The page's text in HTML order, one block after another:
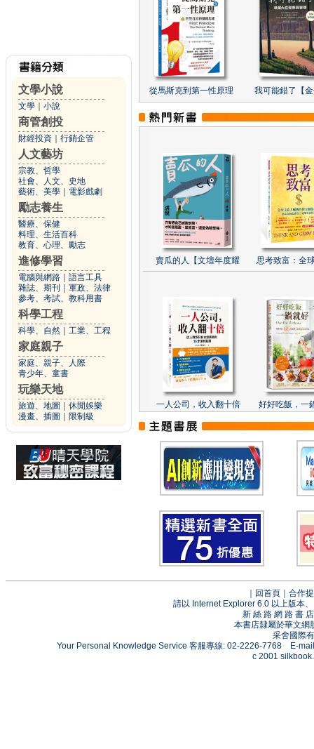
文學小說
文學 小說
商管創投
財經投資 行銷企管
人文藝坊
宗教、哲學
社會、人文、史地
藝術、美學
電影戲劇
勵志養生
醫療、保健
料理、生活百科
教育、心理、勵志
進修學習
電腦與網路
語言工具
雜誌、期刊
軍政、法律
參考、考試、教科用書
科學工程
科學、自然 工業、工程
家庭親子
家庭、親子、人際
青少年、童書
玩樂天地
旅遊、地圖
休閒娛樂
漫畫、插圖
限制級
從馬斯克到第一性原理 我可能錯了【
賣瓜的人【文壇年度耀 思考致富：全
一人公司，收入翻十倍 好好吃飯，一
回首頁
合作
請以 Internet Explorer 6.0 以上版本
新 絲 路 網 路 書
本書店隸屬於華文網
采舍國際
Your Personal Knowledge Service 客服專線: 02-2226-7768 E-
c 2001